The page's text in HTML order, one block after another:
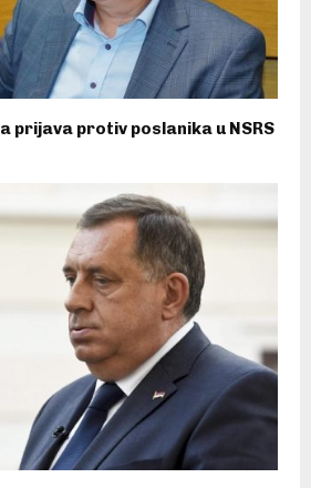
prijava protiv poslanika u NSRS